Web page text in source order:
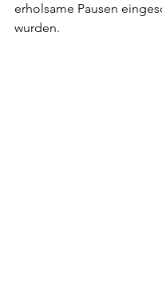
erholsame Pausen
wurden.